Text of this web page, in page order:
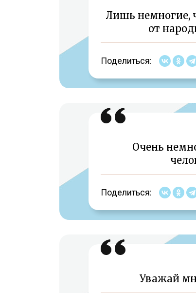
Лишь немногие,
от
Поделиться:
Очень
Поделиться:
Уважай